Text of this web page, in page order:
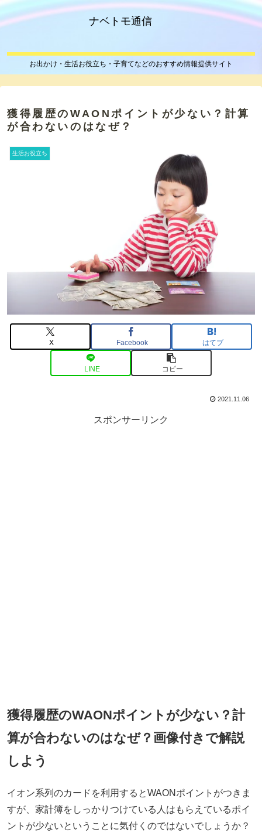
ナベトモ通信
お出かけ・生活お役立ち・子育てなどのおすすめ情報提供サイト
獲得履歴のWAONポイントが少ない？計算
が合わないのはなぜ？
生活お役立ち
X Facebook はてブ
LINE コピー
2021.11.06
スポンサーリンク
獲得履歴のWAONポイントが少ない？計
算が合わないのはなぜ？画像付きで解説
しよう
イオン系列のカードを利用するとWAONポイントがつきま
すが、家計簿をしっかりつけている人はもらえているポイ
ントが少ないということに気付くのではないでしょうか？